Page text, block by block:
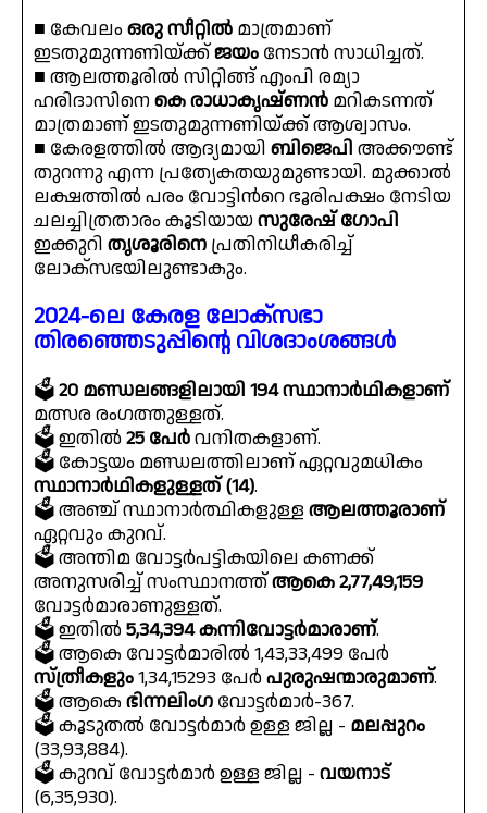
■ കേവലം ഒരു സീറ്റില്‍ മാത്രമാണ്
ഇടതുമുന്നണിയ്ക്ക്ജയം നേടാൻ സാധിച്ചത്.
■ ആലത്തൂരില്‍ സിറ്റിങ്ങ് എംപി രമ്യാ
ഹരിദാസിനെകെ രാധാകൃഷ്ണന്‍ മറികടന്നത്
മാത്രമാണ് ഇടതുമുന്നണിയ്‌ക്ക് ആശ്വാസം.
■ കേരളത്തില്‍ ആദ്യമായി ബിജെപി അക്കൗണ്ട്
തുറന്നു എന്ന പ്രത്യേകതയുമുണ്ടായി. മുക്കാല്‍
ലക്ഷത്തില്‍ പരം വോട്ടിന്‍റെ ഭൂരിപക്ഷം നേടിയ
ചലച്ചിത്രതാരം കൂടിയായസുരേഷ് ഗോപി
ഇക്കുറി തൃശൂരിനെ പ്രതിനിധീകരിച്ച്
ലോക്‌സഭയിലുണ്ടാകും.
2024-ലെ കേരള ലോക്‌സഭാ
തിരഞ്ഞെടുപ്പിൻ്റെ വിശദാംശങ്ങൾ
🗳20 മണ്ഡലങ്ങളിലായി 194 സ്ഥാനാർഥികളാണ്
മത്സര രംഗത്തുള്ളത്.
🗳 ഇതിൽ 25 പേർവനിതകളാണ്.
🗳 കോട്ടയം മണ്ഡലത്തിലാണ് ഏറ്റവുമധികം
സ്ഥാനാർഥികളുള്ളത് (14).
🗳 അഞ്ച് സ്ഥാനാർത്ഥികളുള്ള ആലത്തൂരാണ്
ഏറ്റവും കുറവ്.
🗳 അന്തിമ വോട്ടർപട്ടികയിലെ കണക്ക്
അനുസരിച്ച് സംസ്ഥാനത്ത്ആകെ 2,77,49,159
വോട്ടർമാരാണുള്ളത്.
🗳 ഇതിൽ 5,34,394 കന്നിവോട്ടർമാരാണ്.
🗳 ആകെ വോട്ടർമാരിൽ 1,43,33,499 പേർ
സ്ത്രീകളും1,34,15293 പേർപുരുഷന്മാരുമാണ്.
🗳 ആകെ ഭിന്നലിംഗ വോട്ടർമാർ-367.
🗳 കൂടുതൽ വോട്ടർമാർ ഉള്ള ജില്ല - മലപ്പുറം
(33,93,884).
🗳 കുറവ് വോട്ടർമാർ ഉള്ള ജില്ല - വയനാട്
(6,35,930).